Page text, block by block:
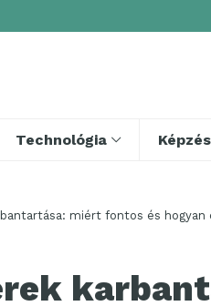
Technológia Képzés
miért fontos és hogyan